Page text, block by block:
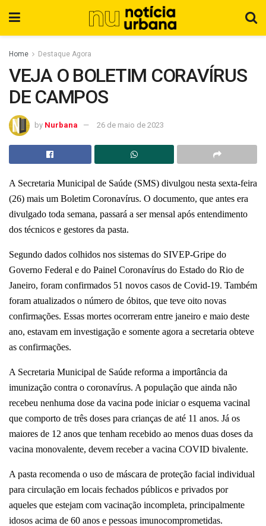
Home Destaque Agora
VEJA O BOLETIM CORAVÍRUS
DE CAMPOS
by Nurbana 26 de maio de 2023
A Secretaria Municipal de Saúde (SMS) divulgou nesta sexta-feira
(26) mais um Boletim Coronavírus. O documento, que antes era
divulgado toda semana, passará a ser mensal após entendimento
dos técnicos e gestores da pasta.
Segundo dados colhidos nos sistemas do SIVEP-Gripe do
Governo Federal e do Painel Coronavírus do Estado do Rio de
Janeiro, foram confirmados 51 novos casos de Covid-19. Também
foram atualizados o número de óbitos, que teve oito novas
confirmações. Essas mortes ocorreram entre janeiro e maio deste
ano, estavam em investigação e somente agora a secretaria obteve
as confirmações.
A Secretaria Municipal de Saúde reforma a importância da
imunização contra o coronavírus. A população que ainda não
recebeu nenhuma dose da vacina pode iniciar o esquema vacinal
que comporto de três doses para crianças de até 11 anos. Já os
maiores de 12 anos que tenham recebido ao menos duas doses da
vacina monovalente, devem receber a vacina COVID bivalente.
A pasta recomenda o uso de máscara de proteção facial individual
para circulação em locais fechados públicos e privados por
aqueles que estejam com vacinação incompleta, principalmente
idosos acima de 60 anos e pessoas imunocomprometidas.